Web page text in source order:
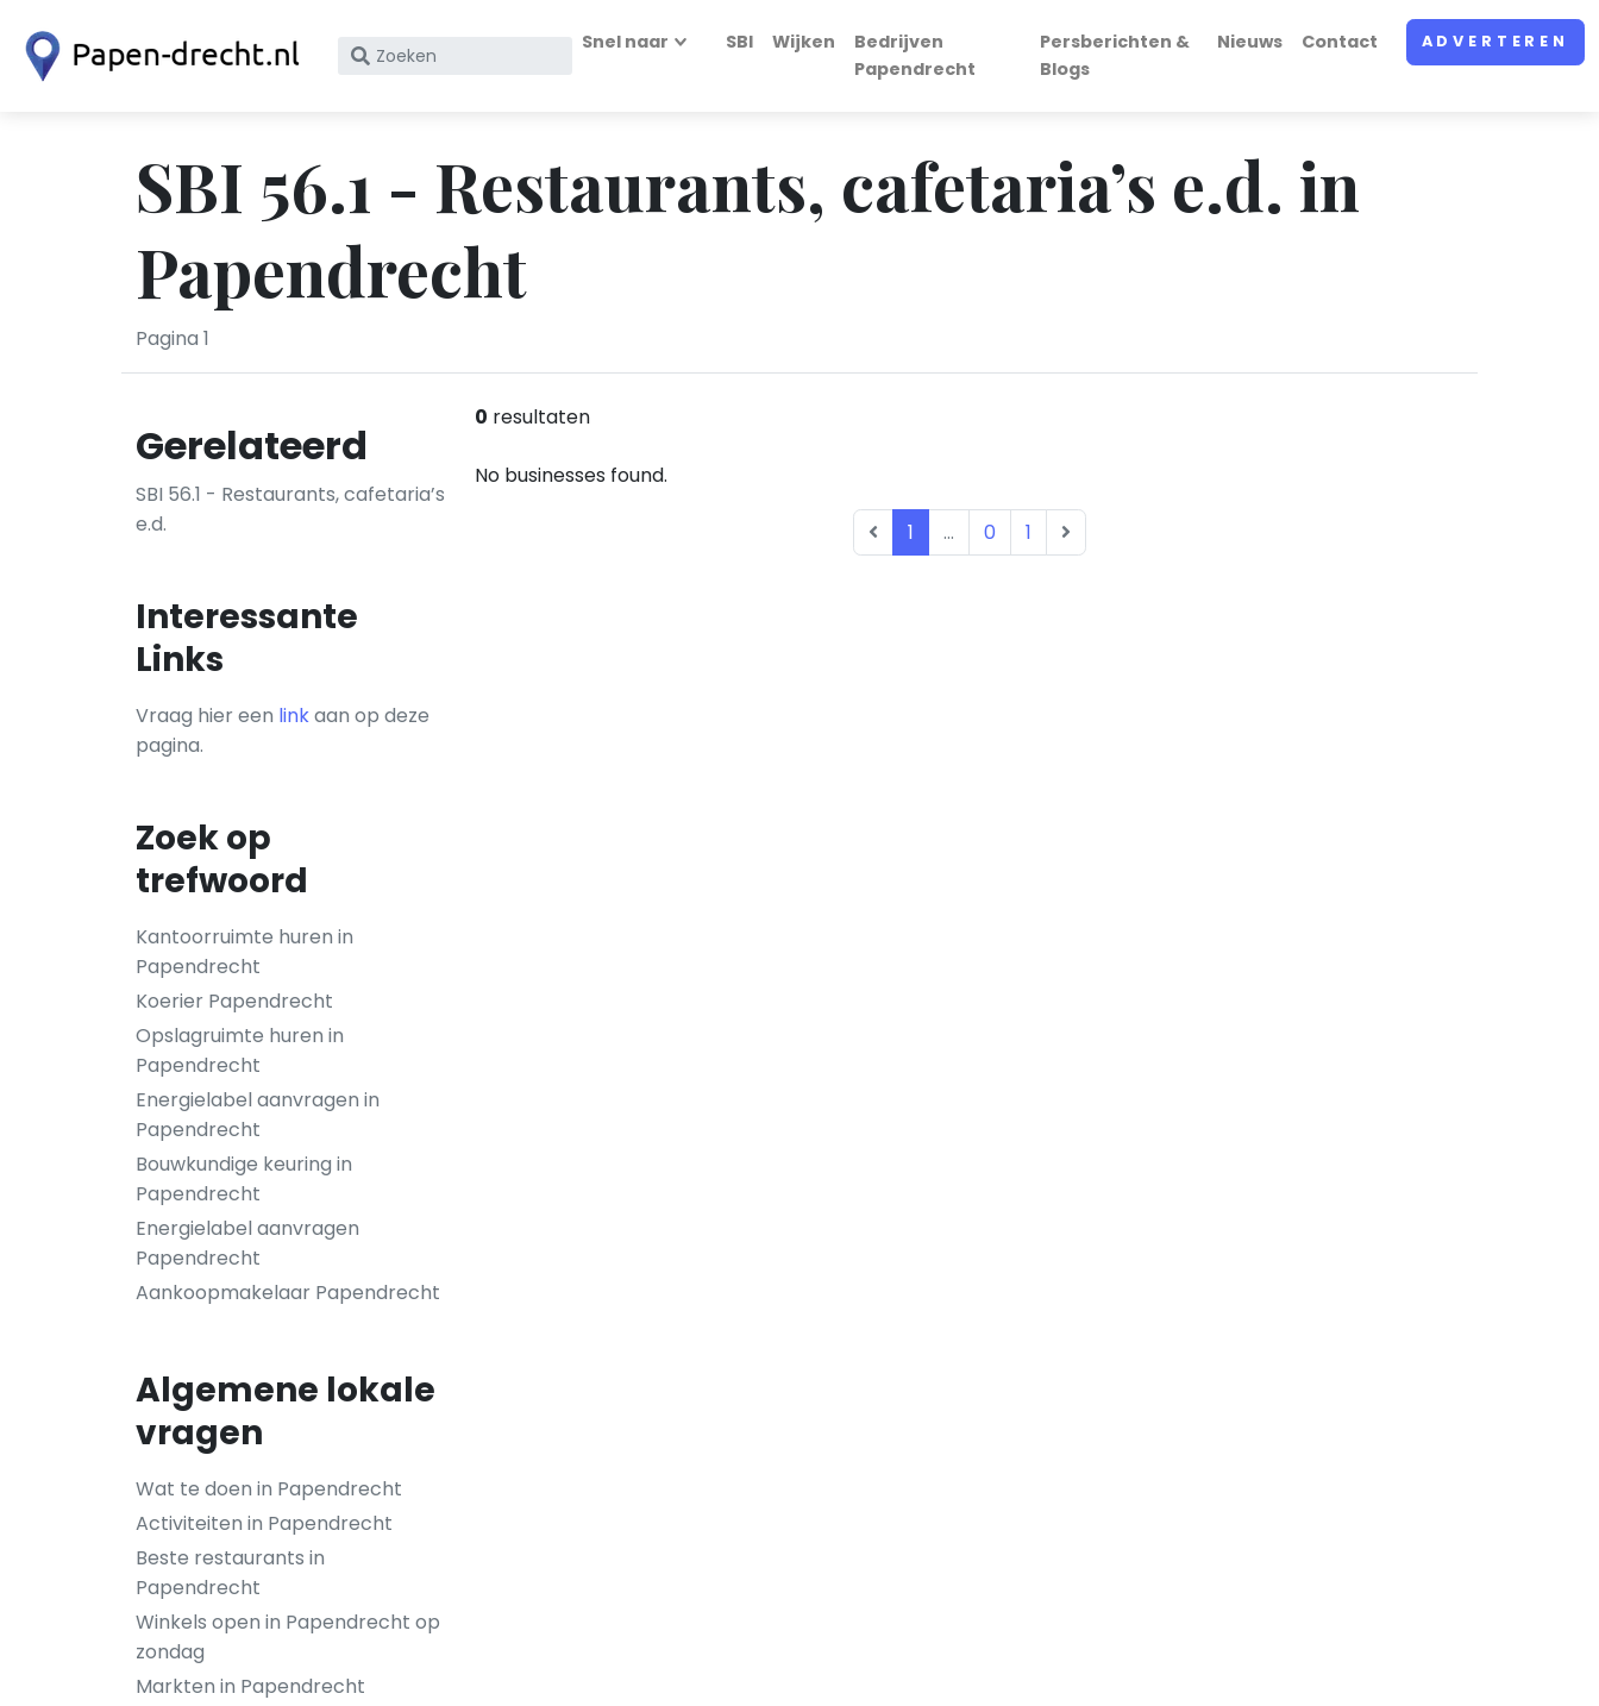
Zoek
nummer
Snel naar SBI Wijken
Bedrijven
Papendrecht
Persberichten &
Blogs
Nieuws Contact ADVERTEREN
SBI 56.1 - Restaurants, cafetaria’s e.d. in
Papendrecht
Pagina 1
Gerelateerd
SBI 56.1 - Restaurants, cafetaria’s
e.d.
Interessante
Links
Vraag hier een linkaan op deze
pagina.
Zoek op
trefwoord
Kantoorruimte huren in
Papendrecht
Koerier Papendrecht
Opslagruimte huren in
Papendrecht
Energielabel aanvragen in
Papendrecht
Bouwkundige keuring in
Papendrecht
Energielabel aanvragen
Papendrecht
Aankoopmakelaar Papendrecht
Algemene lokale
vragen
Wat te doen in Papendrecht
Activiteiten in Papendrecht
Beste restaurants in
Papendrecht
Winkels open in Papendrecht op
zondag
Markten in Papendrecht
0 resultaten
No businesses found.
1 ... 0 1